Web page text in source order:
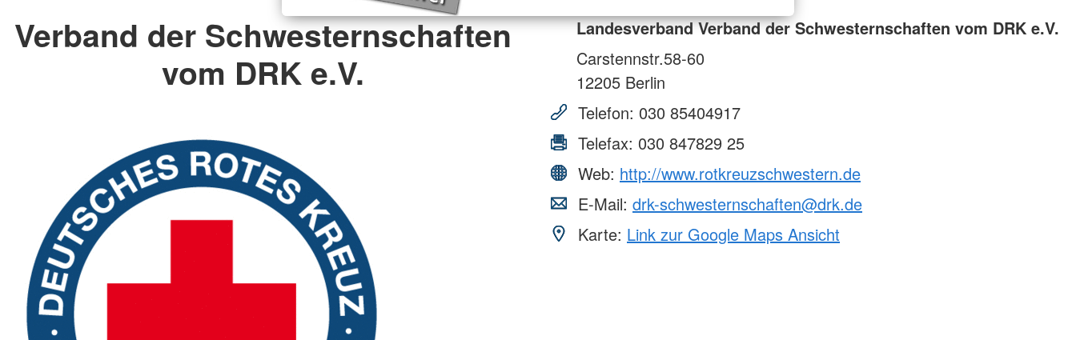
Verband der Schwesternschaften
vom DRK e.V.
Landesverband Verband der Schwesternschaften vom DRK e.V.
Carstennstr.58-60
12205 Berlin
Telefon: 030 85404917
Telefax: 030 847829 25
Web: http://www.rotkreuzschwestern.de
E-Mail: drk-schwesternschaften@drk.de
Karte: Link zur Google Maps Ansicht